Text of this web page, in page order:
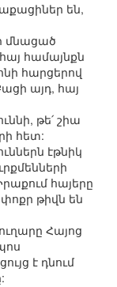
են,
մնացած
համայնքն
հարցերով
այդ, հայ
թե՛ շիա
հետ:
էթնիկ
հայերը
թիվն են
Հայոց
է դնում